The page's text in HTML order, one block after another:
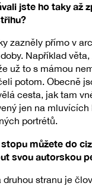
jste ho taky až
zazněly přímo v
Například věta,
už to s mámou
potom. Obecně
cesta, jak tam
jen na mluvících
portrétů.
můžete do
svou autorskou
druhou stranu je